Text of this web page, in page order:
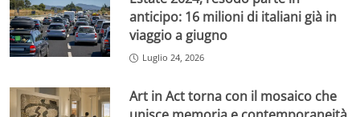
anticipo: 16 milioni di italiani già in
viaggio a giugno
Luglio 24, 2026
Art in Act torna con il mosaico che